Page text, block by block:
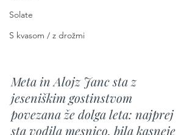
Solate
S kvasom / z drožmi
Meta in Alojz Janc sta z
jeseniškim gostinstvom
povezana že dolga leta: najprej
sta vodila mesnico, bila kasneje